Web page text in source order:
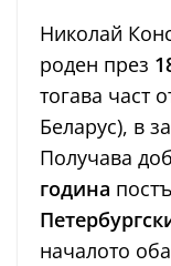
Николай
роден през
тогава част
Беларус), в
Получава
година
началото